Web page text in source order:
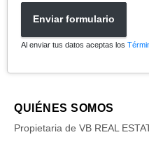
Enviar formulario
Al enviar tus datos aceptas los
QUIÉNES SOMOS
Propietaria de VB REAL